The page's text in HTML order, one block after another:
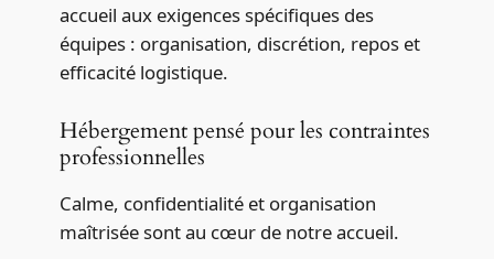
accueil aux exigences spécifiques des
équipes : organisation, discrétion, repos et
efficacité logistique.
Hébergement pensé pour les contraintes
professionnelles
Calme, confidentialité et organisation
maîtrisée sont au cœur de notre accueil.